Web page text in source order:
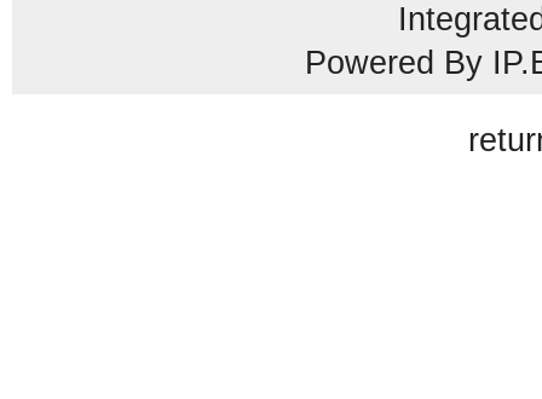
Powered By